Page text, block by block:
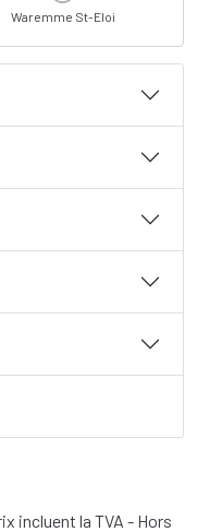
Waremme St-Eloi
incluent la TVA - Hors